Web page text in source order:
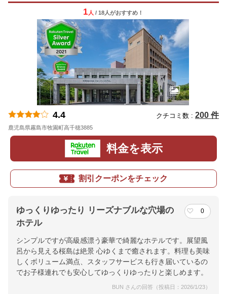
1 人 / 18人がおすすめ！
4.4 クチコミ数 : 200 件
鹿児島県霧島市牧園町高千穂3885
料金を表示
割引クーポンをチェック
ゆっくりゆったり リーズナブルな穴場の
ホテル
0
シンプルですが高級感漂う豪華で綺麗なホテルです。展望風
呂から見える桜島は絶景 心ゆくまで癒されます。料理も美味
しくボリューム満点、スタッフサービスも行き届いているの
でお子様連れでも安心してゆっくりゆったりと楽しめます。
BUN さんの回答（投稿日：2026/1/23）